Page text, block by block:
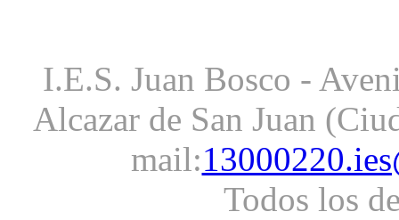
I.E.S. Juan Bosco -
Alcazar de San Juan
mail:
Todos los